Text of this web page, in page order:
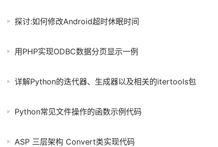
探讨:如何修改Android超时休眠时间
用PHP实现ODBC数据分页显示一例
详解Python的迭代器、生成器以及相关的itertools包
Python常见文件操作的函数示例代码
ASP 三层架构 Convert类实现代码